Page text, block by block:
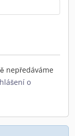
nepředáváme
o